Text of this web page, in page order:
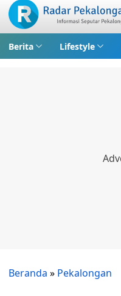
Berita Lifestyle
Beranda » Pekalongan